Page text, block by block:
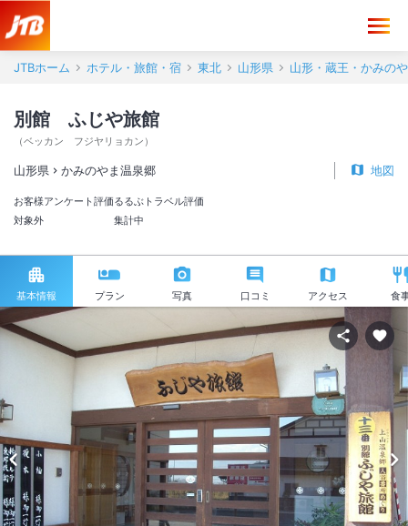
JTBホーム ホテル・旅館・宿 東北 山形県 山形・蔵王・かみの
別館 ふじや旅館
（ベッカン フジヤリョカン ）
山形県 かみのやま温泉郷 地図
お客様アンケート評価
対象外
るるぶトラベル評価
集計中
基本情報 プラン 写真 口コミ アクセス 食